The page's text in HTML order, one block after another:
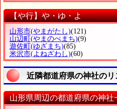
【や行】や・ゆ・よ
山形市(やまがたし)(121)
山辺町 (やまのべまち)(9)
遊佐町 (ゆざまち)(85)
米沢市(よねざわし)(60)
近隣都道府県の神社のリ
山形県周辺の都道府県の神社